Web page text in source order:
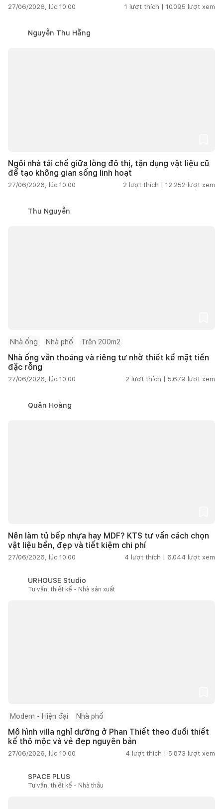
27/06/2026, lúc 10:00 1 lượt thích | 10.095 lượt xem
Nguyễn Thu Hằng
Ngôi nhà tái chế giữa lòng đô thị, tận dụng vật liệu cũ
để tạo không gian sống linh hoạt
27/06/2026, lúc 10:00 2 lượt thích | 12.252 lượt xem
Thu Nguyễn
Nhà ống Nhà phố Trên 200m2
Nhà ống vẫn thoáng và riêng tư nhờ thiết kế mặt tiền
đặc rỗng
27/06/2026, lúc 10:00 2 lượt thích | 5.679 lượt xem
Quân Hoàng
Nên làm tủ bếp nhựa hay MDF? KTS tư vấn cách chọn
vật liệu bền, đẹp và tiết kiệm chi phí
27/06/2026, lúc 10:00 4 lượt thích | 6.044 lượt xem
URHOUSE Studio
Tư vấn, thiết kế - Nhà sản xuất
Modern - Hiện đại Nhà phố
Mô hình villa nghỉ dưỡng ở Phan Thiết theo đuổi thiết
kế thô mộc và vẻ đẹp nguyên bản
27/06/2026, lúc 10:00 4 lượt thích | 5.873 lượt xem
SPACE PLUS
Tư vấn, thiết kế - Nhà thầu